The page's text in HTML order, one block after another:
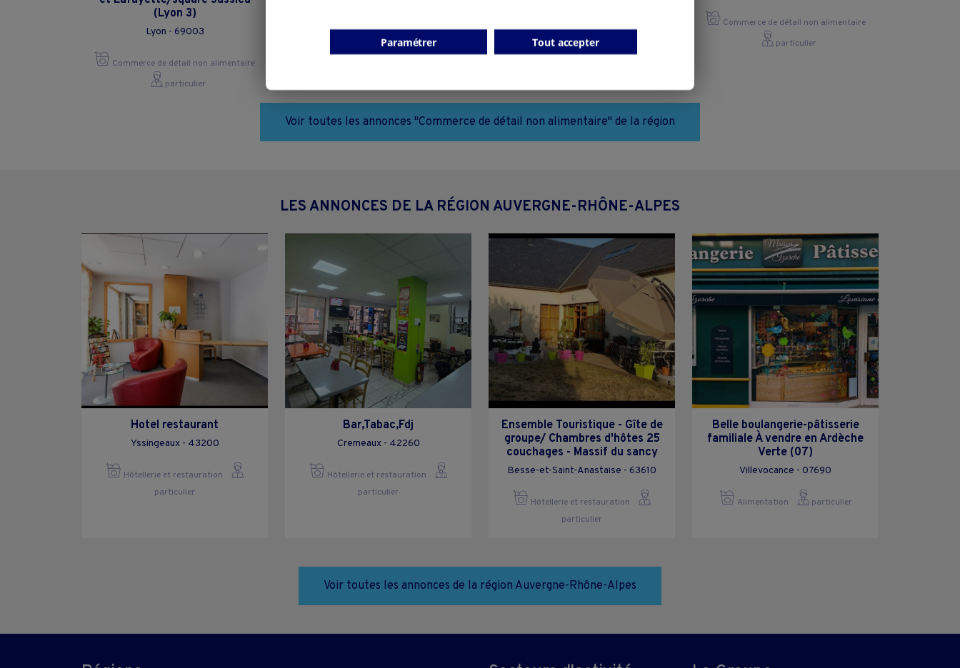
(Lyon 3)
Lyon - 69003
Commerce de détail non alimentaire
particulier
particulier
collectivite
Commerce de détail non alimentaire
particulier
Voir toutes les annonces "Commerce de détail non alimentaire" de la région
LES ANNONCES DE LA RÉGION AUVERGNE-RHÔNE-ALPES
Hotel restaurant
Yssingeaux - 43200
Hôtellerie et restauration
particulier
Bar,Tabac,Fdj
Cremeaux - 42260
Hôtellerie et restauration
particulier
Ensemble Touristique - Gîte de
groupe/ Chambres d'hôtes 25
couchages - Massif du sancy
Besse-et-Saint-Anastaise - 63610
Hôtellerie et restauration
particulier
Belle boulangerie-pâtisserie
familiale À vendre en Ardèche
Verte (07)
Villevocance - 07690
Alimentation particulier
Voir toutes les annonces de la région Auvergne-Rhône-Alpes
Paramétrer Tout accepter